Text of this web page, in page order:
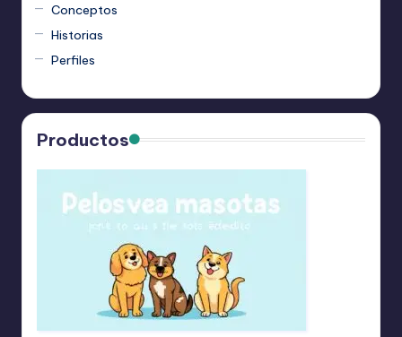
Conceptos
Historias
Perfiles
Productos